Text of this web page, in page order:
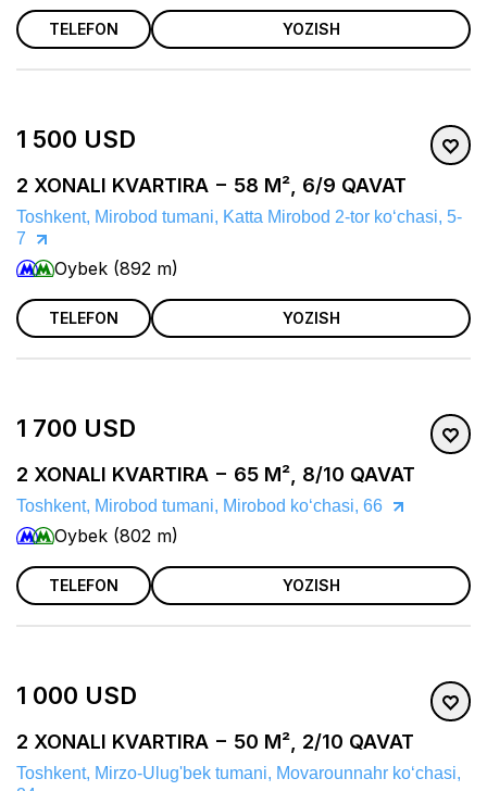
TELEFON YOZISH
1 500 USD
2 XONALI KVARTIRA − 58 M², 6/9 QAVAT
Toshkent, Mirobod tumani, Katta Mirobod 2-tor koʻchasi, 5-
7
Oybek (892 m)
TELEFON YOZISH
1 700 USD
2 XONALI KVARTIRA − 65 M², 8/10 QAVAT
Toshkent, Mirobod tumani, Mirobod koʻchasi, 66
Oybek (802 m)
TELEFON YOZISH
1 000 USD
2 XONALI KVARTIRA − 50 M², 2/10 QAVAT
Toshkent, Mirzo-Ulug'bek tumani, Movarounnahr koʻchasi,